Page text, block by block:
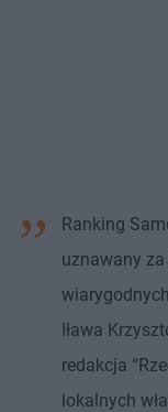
Ranking
uznawany
Iława
redakcja
lokalnych